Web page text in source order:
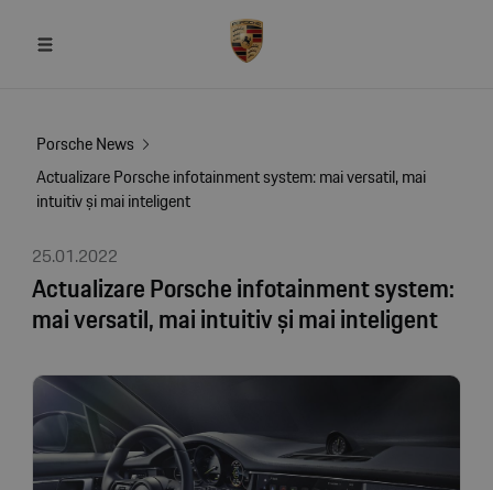
Porsche News
Actualizare Porsche infotainment system: mai versatil, mai
intuitiv și mai inteligent
25.01.2022
Actualizare Porsche infotainment system:
mai versatil, mai intuitiv și mai inteligent